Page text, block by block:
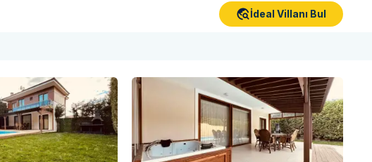
İdeal Villanı Bul